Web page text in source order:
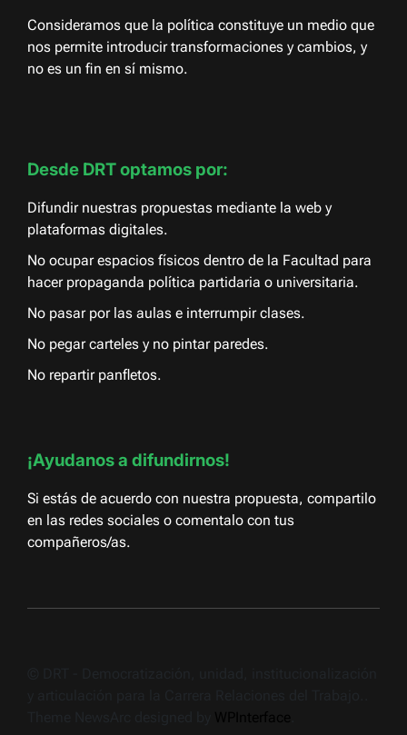
Consideramos que la política constituye un medio que
nos permite introducir transformaciones y cambios, y
no es un fin en sí mismo.
Desde DRT optamos por:
Difundir nuestras propuestas mediante la web y
plataformas digitales.
No ocupar espacios físicos dentro de la Facultad para
hacer propaganda política partidaria o universitaria.
No pasar por las aulas e interrumpir clases.
No pegar carteles y no pintar paredes.
No repartir panfletos.
¡Ayudanos a difundirnos!
Si estás de acuerdo con nuestra propuesta, compartilo
en las redes sociales o comentalo con tus
compañeros/as.